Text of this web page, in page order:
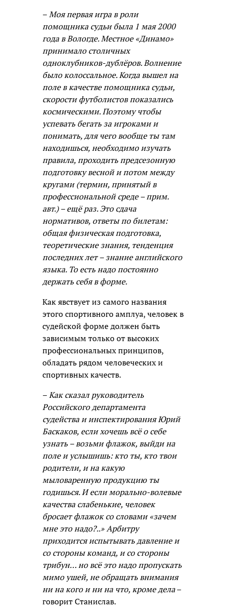
–Моя первая игра в роли
помощника судьи была 1 мая 2000
года в Вологде. Местное «Динамо»
принимало столичных
одноклубников-дублёров. Волнение
было колоссальное. Когда вышел на
поле в качестве помощника судьи,
скорости футболистов показались
космическими. Поэтому чтобы
успевать бегать за игроками и
понимать, для чего вообще ты там
находишься, необходимо изучать
правила, проходить предсезонную
подготовку весной и потом между
кругами (термин, принятый в
профессиональной среде – прим.
авт.) – ещё раз. Это сдача
нормативов, ответы по билетам:
общая физическая подготовка,
теоретические знания, тенденция
последних лет – знание английского
языка. То есть надо постоянно
держать себя в форме.
Как явствует из самого названия
этого спортивного амплуа, человек в
судейской форме должен быть
зависимым только от высоких
профессиональных принципов,
обладать рядом человеческих и
спортивных качеств.
–Как сказал руководитель
Российского департамента
судейства и инспектирования Юрий
Баскаков, если хочешь всё о себе
узнать – возьми флажок, выйди на
поле и услышишь: кто ты, кто твои
родители, и на какую
мыловаренную продукцию ты
годишься. И если морально-волевые
качества слабенькие, человек
бросает флажок со словами «зачем
мне это надо?..» Арбитру
приходится испытывать давление и
со стороны команд, и со стороны
трибун… но всё это надо пропускать
мимо ушей, не обращать внимания
ни на кого и ни на что, кроме дела–
говорит Станислав.